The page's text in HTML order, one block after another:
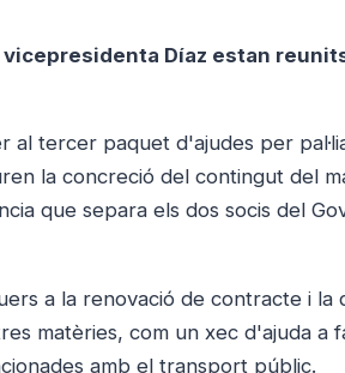
Díaz estan
al tercer paquet d'ajudes per
la concreció del contingut del
que separa els dos socis del
a la renovació de contracte i la
matèries, com un xec d'ajuda a
amb el transport públic.